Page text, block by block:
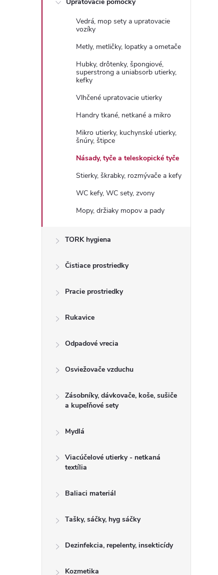
Vedrá, mop sety a upratovacie
vozíky
Metly, metličky, lopatky a ometače
Hubky, drôtenky, špongiové,
superstrong a uniabsorb utierky,
kefky
Vlhčené upratovacie utierky
Handry tkané, netkané a mikro
Mikro utierky, kuchynské utierky,
šnúry, štipce
Násady, tyče a teleskopické tyče
Stierky, škrabky, rozmývače a kefy
WC kefy, WC sety, zvony
Mopy, držiaky mopov a pady
TORK hygiena
Čistiace prostriedky
Pracie prostriedky
Rukavice
Odpadové vrecia
Osviežovače vzduchu
Zásobníky, dávkovače, koše, sušiče
a kupeľňové sety
Mydlá
Viacúčelové utierky - netkaná
textília
Baliaci materiál
Tašky, sáčky, hyg sáčky
Dezinfekcia, repelenty, insekticídy
Kozmetika